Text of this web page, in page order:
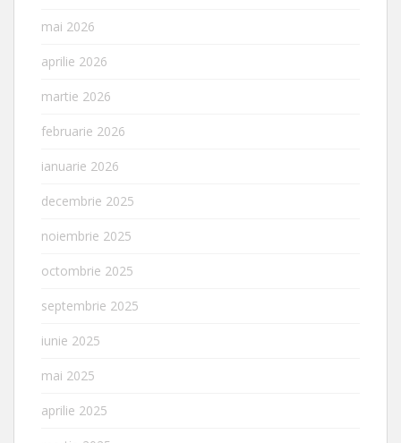
mai 2026
aprilie 2026
martie 2026
februarie 2026
ianuarie 2026
decembrie 2025
noiembrie 2025
octombrie 2025
septembrie 2025
iunie 2025
mai 2025
aprilie 2025